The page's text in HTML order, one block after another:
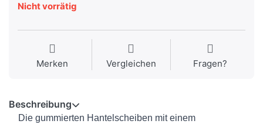
Nicht vorrätig
Merken Vergleichen Fragen?
Beschreibung
Die gummierten Hantelscheiben mit einem